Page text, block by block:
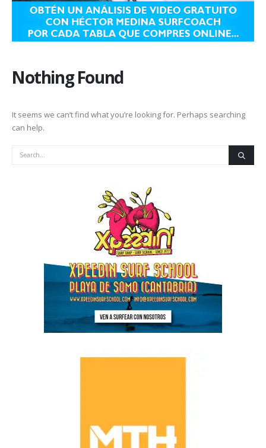
Nothing Found
It seems we can’t find what you’re looking for. Perhaps searching
can help.